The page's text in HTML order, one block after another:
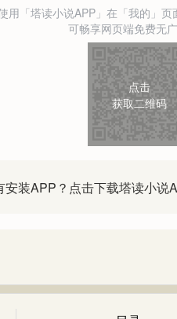
用「塔读小说APP」在「我的」页
可畅享网页端免费无
点击
获取二维码
安装APP？点击下载塔读小说